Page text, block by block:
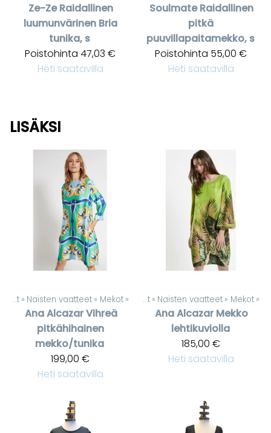
Ze-Ze Raidallinen
luumunvärinen Bria
tunika, s
Poistohinta 47,03 €
Heti saatavilla
Soulmate Raidallinen
pitkä
puuvillapaitamekko, s
Poistohinta 55,00 €
Heti saatavilla
LISÄKSI
Tuotteet ‪» Naisten vaatteet ‪» Mekot ‪»
Ana AlcazarVihreä
pitkähihainen
mekko/tunika
199,00 €
Heti saatavilla
Tuotteet ‪» Naisten vaatteet ‪» Mekot ‪»
Ana Alcazar Mekko
lehtikuviolla
185,00 €
Heti saatavilla